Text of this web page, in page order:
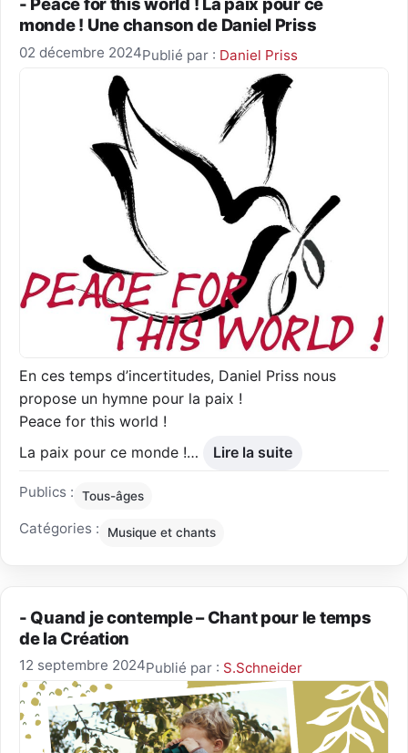
monde ! Une chanson de Daniel Priss
02 décembre 2024Publié par : Daniel Priss
En ces temps d’incertitudes, Daniel Priss nous
propose un hymne pour la paix !
Peace for this world !
La paix pour ce monde !…
Lire la suite
Publics : Tous-âges
Catégories : Musique et chants
- Quand je contemple – Chant pour le temps
de la Création
12 septembre 2024Publié par : S.Schneider